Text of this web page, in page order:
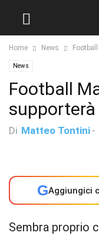
Home News
News
Football
Di Matteo Tontini -
GAggiungici
Sembra proprio